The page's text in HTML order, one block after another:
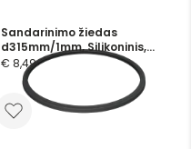
Sandarinimo žiedas
d315mm/1mm, Silikoninis,
skaidrus
€ 8,49